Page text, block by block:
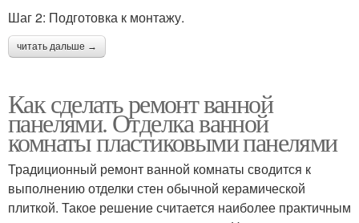
Шаг 2: Подготовка к монтажу.
читать дальше →
Как сделать ремонт ванной
панелями. Отделка ванной
комнаты пластиковыми панелями
Традиционный ремонт ванной комнаты сводится к
выполнению отделки стен обычной керамической
плиткой. Такое решение считается наиболее практичным